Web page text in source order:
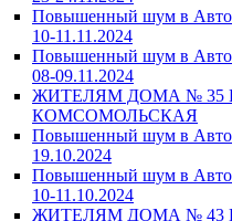
Повышенный шум в
10-11.11.2024
Повышенный шум в
08-09.11.2024
ЖИТЕЛЯМ ДОМА № 35
КОМСОМОЛЬСКАЯ
Повышенный шум в
19.10.2024
Повышенный шум в
10-11.10.2024
ЖИТЕЛЯМ ДОМА № 43